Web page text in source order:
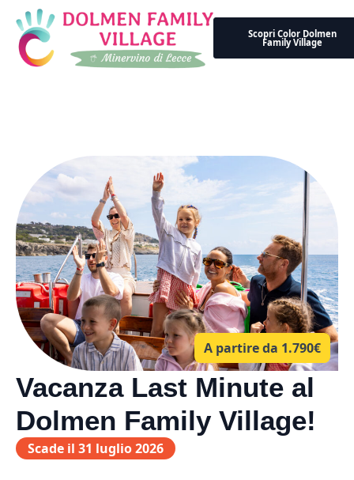
Scopri Color Dolmen
Family Village
A partire da 1.790€
Vacanza Last Minute al
Dolmen Family Village!
Scade il 31 luglio 2026